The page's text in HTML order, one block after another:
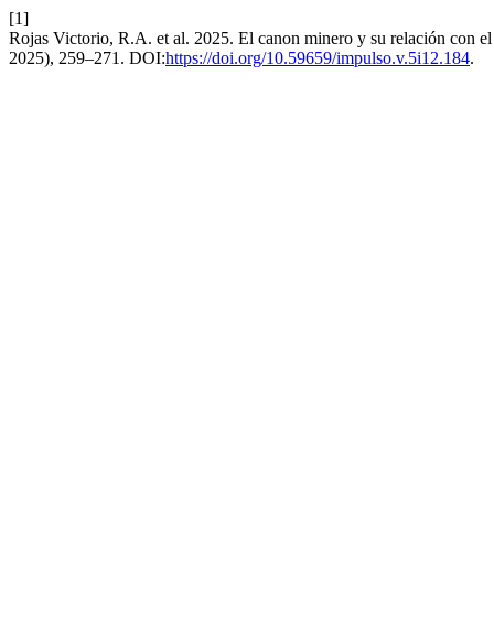
[1]
Rojas Victorio, R.A. et al. 2025. El canon minero y su relación con
2025), 259–271. DOI:https://doi.org/10.59659/impulso.v.5i12.184.